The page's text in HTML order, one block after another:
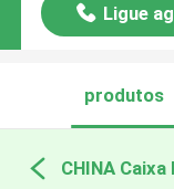
Ligue
produtos